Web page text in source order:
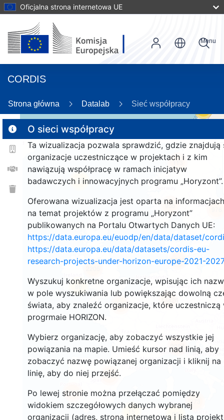
Oficjalna strona internetowa UE
CORDIS
Menu
Strona główna Datalab Sieć współpracy
O sieci współpracy
Ta wizualizacja pozwala sprawdzić, gdzie znajdują
organizacje uczestniczące w projektach i z kim
nawiązują współpracę w ramach inicjatyw
badawczych i innowacyjnych programu „Horyzont”.
Oferowana wizualizacja jest oparta na informacjach
na temat projektów z programu „Horyzont”
publikowanych na Portalu Otwartych Danych UE:
https://data.europa.eu/euodp/en/data/dataset/
https://data.europa.eu/data/datasets/cordis-eu-
research-projects-under-horizon-europe-2021-2027
Wyszukuj konkretne organizacje, wpisując ich
w pole wyszukiwania lub powiększając dowolną
świata, aby znaleźć organizacje, które uczestniczą
progrmaie HORIZON.
Wybierz organizację, aby zobaczyć wszystkie jej
powiązania na mapie. Umieść kursor nad linią, aby
zobaczyć nazwę powiązanej organizacji i kliknij na
linię, aby do niej przejść.
Po lewej stronie można przełączać pomiędzy
widokiem szczegółowych danych wybranej
organizacji (adres, strona internetowa i lista
96
373
15
86
1707
5930
25
113
955
5466
3362
9084
13426